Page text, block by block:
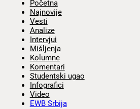
Početna
Najnovije
Vesti
Analize
Intervjui
Mišljenja
Kolumne
Komentari
Studentski ugao
Infografici
Video
EWB Srbija